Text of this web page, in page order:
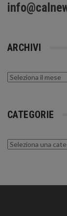
ARCHIVI
Archivi
CATEGORIE
Categorie